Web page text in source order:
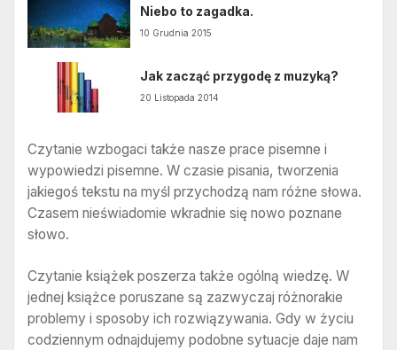
Niebo to zagadka.
10 Grudnia 2015
Jak zacząć przygodę z muzyką?
20 Listopada 2014
Czytanie wzbogaci także nasze prace pisemne i
wypowiedzi pisemne. W czasie pisania, tworzenia
jakiegoś tekstu na myśl przychodzą nam różne słowa.
Czasem nieświadomie wkradnie się nowo poznane
słowo.
Czytanie książek poszerza także ogólną wiedzę. W
jednej książce poruszane są zazwyczaj różnorakie
problemy i sposoby ich rozwiązywania. Gdy w życiu
codziennym odnajdujemy podobne sytuacje daje nam